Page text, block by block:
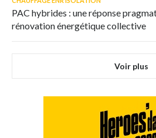
PAC hybrides : une réponse
rénovation énergétique collective
Voir plus